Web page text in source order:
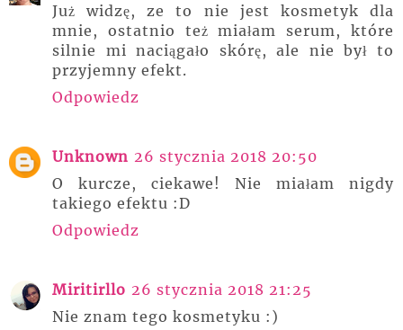
Już widzę, ze to nie jest kosmetyk dla
mnie, ostatnio też miałam serum, które
silnie mi naciągało skórę, ale nie był to
przyjemny efekt.
Odpowiedz
Unknown 26 stycznia 2018 20:50
O kurcze, ciekawe! Nie miałam nigdy
takiego efektu :D
Odpowiedz
Miritirllo 26 stycznia 2018 21:25
Nie znam tego kosmetyku :)